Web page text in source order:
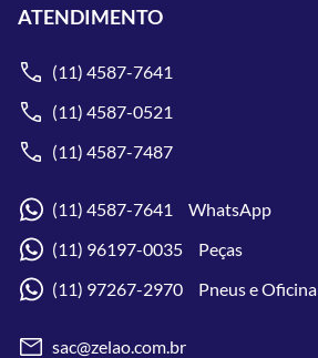
ATENDIMENTO
(11) 4587-7641
(11) 4587-0521
(11) 4587-7487
(11) 4587-7641 WhatsApp
(11) 96197-0035 Peças
(11) 97267-2970 Pneus e Oficina
sac@zelao.com.br